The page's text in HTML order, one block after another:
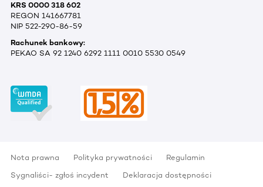
KRS 0000 318 602
REGON 141667781
NIP 522-290-86-59
Rachunek bankowy:
PEKAO SA 92 1240 6292 1111 0010 5530 0549
Nota prawna Polityka prywatności
Regulamin
Sygnaliści- zgłoś incydent
Deklaracja dostępności